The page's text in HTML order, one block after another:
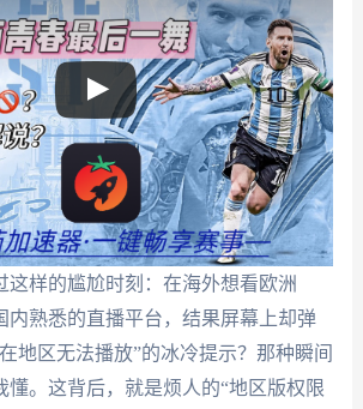
这样的尴尬时刻：在海外想看欧洲
内熟悉的直播平台，结果屏幕上却弹
地区无法播放”的冰冷提示？那种瞬间
懂。这背后，就是烦人的“地区版权限